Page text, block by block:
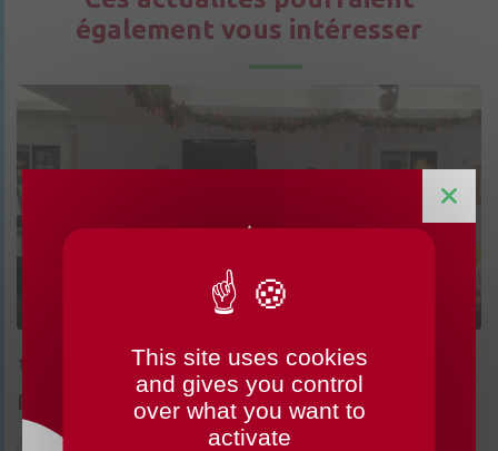
également vous intéresser
15/12/2025
Retour en images sur le goûter des ainés
CHANGEMENTS HORAIRES
OUVERTURE MAIRIE
This site uses cookies
and gives you control
over what you want to
activate